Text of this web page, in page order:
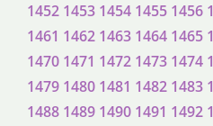
1452 1453 1454 1455 1456
1461 1462 1463 1464 1465
1470 1471 1472 1473 1474
1479 1480 1481 1482 1483
1488 1489 1490 1491 1492